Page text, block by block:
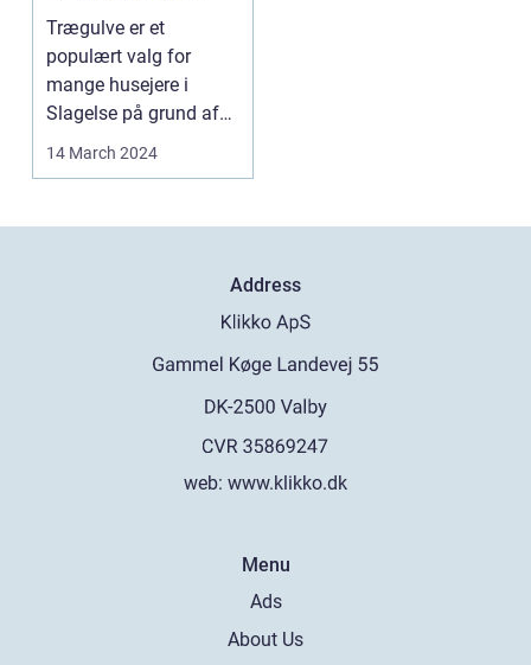
Trægulve er et
populært valg for
mange husejere i
Slagelse på grund af
deres varme...
14 March 2024
Address
web: www.klikko.dk
Menu
Ads
About Us